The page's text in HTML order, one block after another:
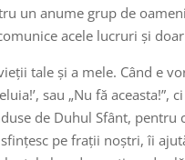
un anume grup de
acele lucruri și
tale și a mele. Când e
sau „Nu fă
de Duhul Sfânt,
pe frații noștri, îi